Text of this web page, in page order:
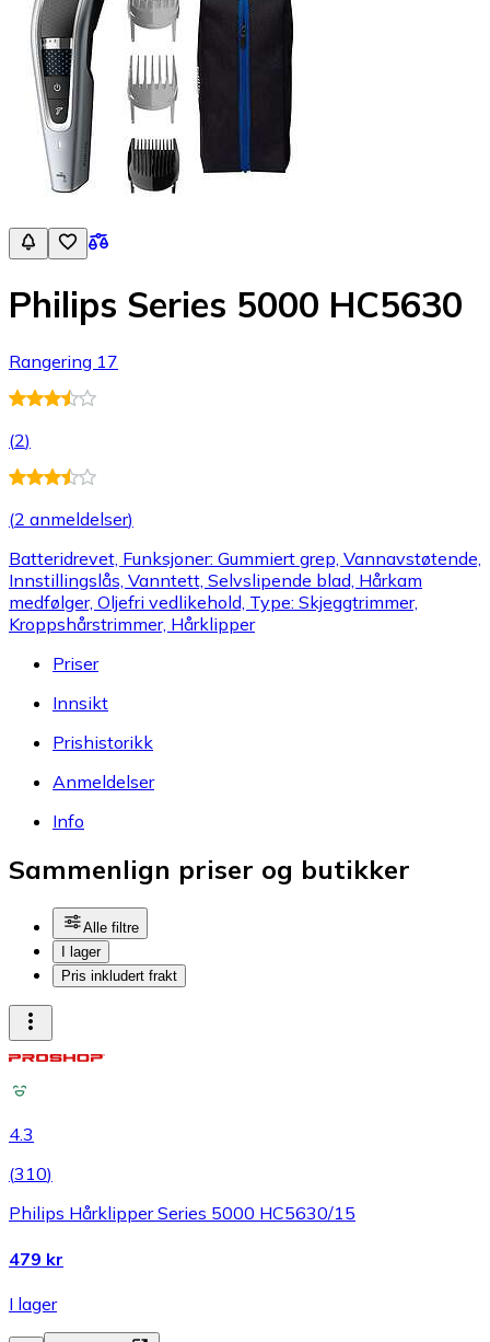
Philips Series 5000 HC5630
Rangering 17
(2)
(2 anmeldelser)
Batteridrevet, Funksjoner: Gummiert grep, Vannavstøtende,
Innstillingslås, Vanntett, Selvslipende blad, Hårkam
medfølger, Oljefri vedlikehold, Type: Skjeggtrimmer,
Kroppshårstrimmer, Hårklipper
Priser
Innsikt
Prishistorikk
Anmeldelser
Info
Sammenlign priser og butikker
Alle filtre
I lager
Pris inkludert frakt
4.3
(310)
Philips Hårklipper Series 5000 HC5630/15
479 kr
I lager